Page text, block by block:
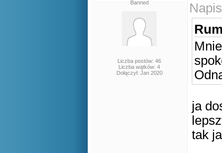
Banned
Liczba postów: 46
Liczba wątków: 4
Dołączył: Jan 2020
ja
tak